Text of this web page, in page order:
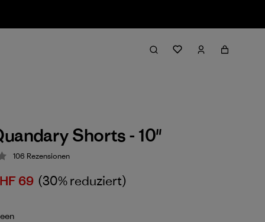
Shorts - 10"
4.3 / 5
106 Rezensionen
69 (30% reduziert)